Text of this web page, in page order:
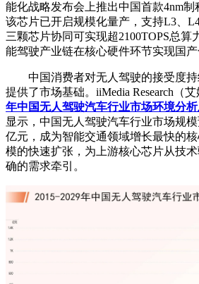
能化战略发布会上推出中国首款4nm制
该芯片已开启规模化量产，支持L3、
三颗芯片协同可实现超2100TOPS总算
能驾驶产业链在核心硬件环节实现国产
中国消费者对无人驾驶的接受度持
提供了市场基础。iiMedia Research（
年中国无人驾驶汽车行业市场环境分析
显示，中国无人驾驶汽车行业市场规
亿元，成为智能交通领域增长最快的
模的快速扩张，为上游核心芯片从技
确的需求牵引。